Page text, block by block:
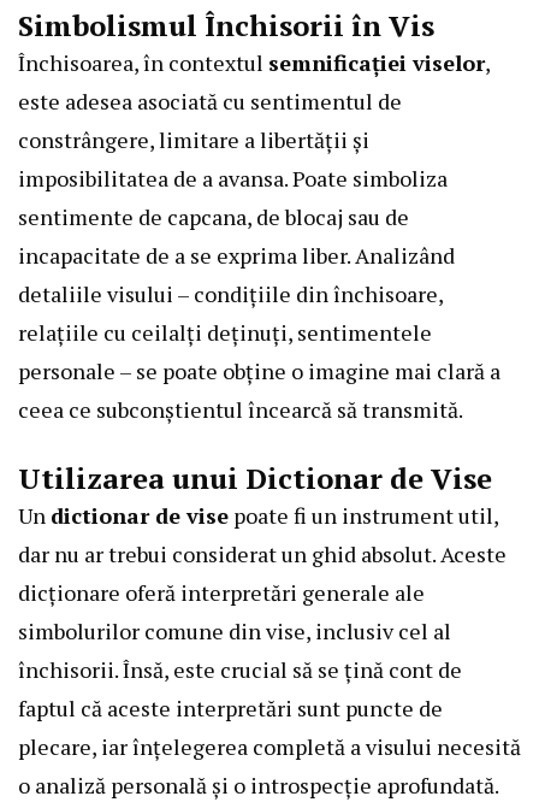
Simbolismul Închisorii în Vis
Închisoarea, în contextul semnificației viselor,
este adesea asociată cu sentimentul de
constrângere, limitare a libertății și
imposibilitatea de a avansa. Poate simboliza
sentimente de capcana, de blocaj sau de
incapacitate de a se exprima liber. Analizând
detaliile visului – condițiile din închisoare,
relațiile cu ceilalți deținuți, sentimentele
personale – se poate obține o imagine mai clară a
ceea ce subconștientul încearcă să transmită.
Utilizarea unui Dictionar de Vise
Un dictionar de vise poate fi un instrument util,
dar nu ar trebui considerat un ghid absolut. Aceste
dicționare oferă interpretări generale ale
simbolurilor comune din vise, inclusiv cel al
închisorii. Însă, este crucial să se țină cont de
faptul că aceste interpretări sunt puncte de
plecare, iar înțelegerea completă a visului necesită
o analiză personală și o introspecție aprofundată.